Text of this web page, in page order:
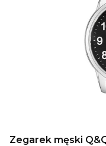
Zegarek męski